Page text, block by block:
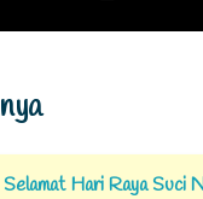
Selamat Hari Raya Suci